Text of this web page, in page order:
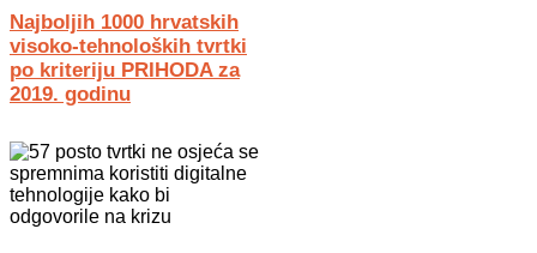
Najboljih 1000 hrvatskih
visoko-tehnoloških tvrtki
po kriteriju PRIHODA za
2019. godinu